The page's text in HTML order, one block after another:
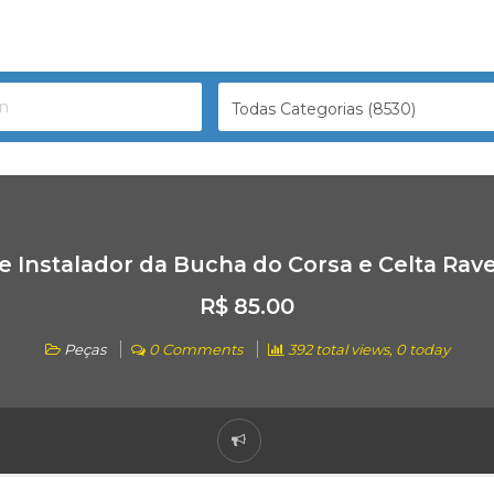
Todas Categorias (8530)
Instalador da Bucha do Corsa e Celta
R$ 85.00
Peças 0 Comments 392 total views, 0 today